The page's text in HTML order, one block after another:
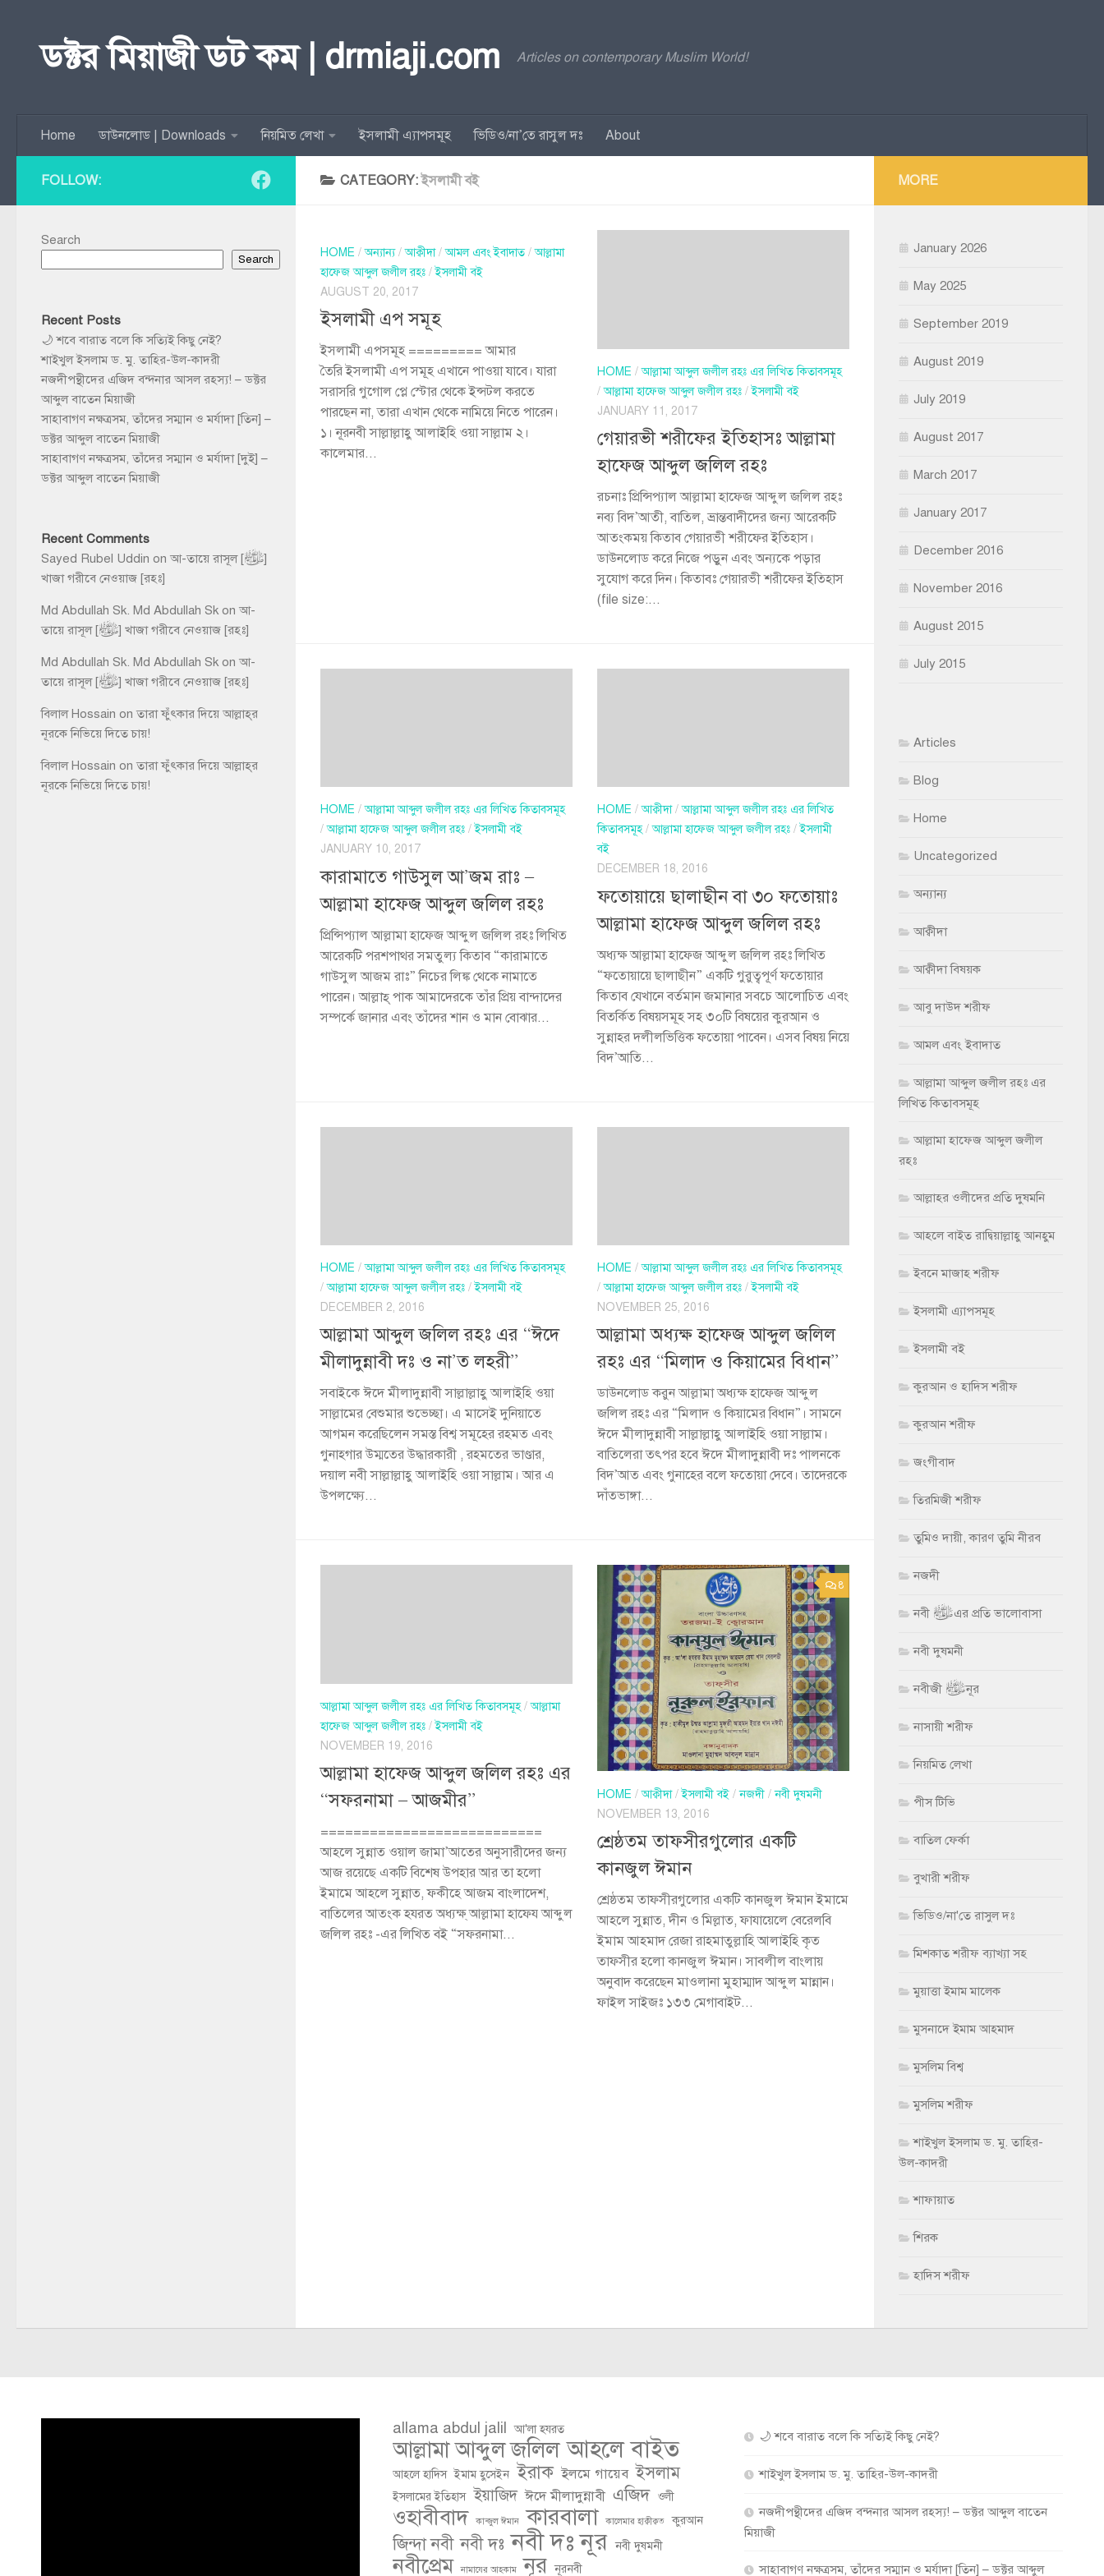
ডক্টর মিয়াজী ডট কম | drmiaji.com Articles on contemporary Muslim World!
Home ডাউনলোড | Downloads নিয়মিত লেখা ইসলামী এ্যাপসমূহ ভিডিও/না’তে রাসুল দঃ About
CATEGORY:ইসলামী বই
HOME /অন্যান্য/আক্বীদা/আমল এবং ইবাদাত /আল্লামা
হাফেজ আব্দুল জলীল রহঃ /ইসলামী বই
AUGUST 20, 2017
ইসলামী এপ সমূহ
ইসলামী এপসমূহ ========= আমার
তৈরি ইসলামী এপ সমূহ এখানে পাওয়া যাবে। যারা
সরাসরি গুগোল প্লে স্টোর থেকে ইন্সটল করতে
পারছেন না, তারা এখান থেকে নামিয়ে নিতে পারেন।
১। নূরনবী সাল্লাল্লাহু আলাইহি ওয়া সাল্লাম ২।
কালেমার...
HOME /আল্লামা আব্দুল জলীল রহঃ এর লিখিত কিতাবসমূহ
/আল্লামা হাফেজ আব্দুল জলীল রহঃ /ইসলামী বই
JANUARY 11, 2017
গেয়ারভী শরীফের ইতিহাসঃ আল্লামা
হাফেজ আব্দুল জলিল রহঃ
রচনাঃ প্রিন্সিপ্যাল আল্লামা হাফেজ আব্দুল জলিল রহঃ
নব্য বিদ’আতী, বাতিল, ভ্রান্তবাদীদের জন্য আরেকটি
আতংকময় কিতাব গেয়ারভী শরীফের ইতিহাস।
ডাউনলোড করে নিজে পড়ুন এবং অন্যকে পড়ার
সুযোগ করে দিন। কিতাবঃ গেয়ারভী শরীফের ইতিহাস
(file size:...
HOME /আল্লামা আব্দুল জলীল রহঃ এর লিখিত কিতাবসমূহ
/আল্লামা হাফেজ আব্দুল জলীল রহঃ /ইসলামী বই
JANUARY 10, 2017
কারামাতে গাউসুল আ’জম রাঃ –
আল্লামা হাফেজ আব্দুল জলিল রহঃ
প্রিন্সিপ্যাল আল্লামা হাফেজ আব্দুল জলিল রহঃ লিখিত
আরেকটি পরশপাথর সমতুল্য কিতাব “কারামাতে
গাউসুল আজম রাঃ” নিচের লিঙ্ক থেকে নামাতে
পারেন। আল্লাহ্‌ পাক আমাদেরকে তাঁর প্রিয় বান্দাদের
সম্পর্কে জানার এবং তাঁদের শান ও মান বোঝার...
HOME /আক্বীদা/আল্লামা আব্দুল জলীল রহঃ এর লিখিত
কিতাবসমূহ/আল্লামা হাফেজ আব্দুল জলীল রহঃ /ইসলামী
বই
DECEMBER 18, 2016
ফতোয়ায়ে ছালাছীন বা ৩০ ফতোয়াঃ
আল্লামা হাফেজ আব্দুল জলিল রহঃ
অধ্যক্ষ আল্লামা হাফেজ আব্দুল জলিল রহঃ লিখিত
“ফতোয়ায়ে ছালাছীন” একটি গুরুত্বপূর্ণ ফতোয়ার
কিতাব যেখানে বর্তমান জমানার সবচে আলোচিত এবং
বিতর্কিত বিষয়সমূহ সহ ৩০টি বিষয়ের কুরআন ও
সুন্নাহর দলীলভিত্তিক ফতোয়া পাবেন। এসব বিষয় নিয়ে
বিদ’আতি...
HOME /আল্লামা আব্দুল জলীল রহঃ এর লিখিত কিতাবসমূহ
/আল্লামা হাফেজ আব্দুল জলীল রহঃ /ইসলামী বই
DECEMBER 2, 2016
আল্লামা আব্দুল জলিল রহঃ এর “ঈদে
মীলাদুন্নাবী দঃ ও না’ত লহরী”
সবাইকে ঈদে মীলাদুন্নাবী সাল্লাল্লাহু আলাইহি ওয়া
সাল্লামের বেশুমার শুভেচ্ছা। এ মাসেই দুনিয়াতে
আগমন করেছিলেন সমস্ত বিশ্ব সমূহের রহমত এবং
গুনাহগার উম্মতের উদ্ধারকারী , রহমতের ভাণ্ডার,
দয়াল নবী সাল্লাল্লাহু আলাইহি ওয়া সাল্লাম। আর এ
উপলক্ষ্যে...
HOME /আল্লামা আব্দুল জলীল রহঃ এর লিখিত কিতাবসমূহ
/আল্লামা হাফেজ আব্দুল জলীল রহঃ /ইসলামী বই
NOVEMBER 25, 2016
আল্লামা অধ্যক্ষ হাফেজ আব্দুল জলিল
রহঃ এর “মিলাদ ও কিয়ামের বিধান”
ডাউনলোড করুন আল্লামা অধ্যক্ষ হাফেজ আব্দুল
জলিল রহঃ এর “মিলাদ ও কিয়ামের বিধান”। সামনে
ঈদে মীলাদুন্নাবী সাল্লাল্লাহু আলাইহি ওয়া সাল্লাম।
বাতিলেরা তৎপর হবে ঈদে মীলাদুন্নাবী দঃ পালনকে
বিদ’আত এবং গুনাহের বলে ফতোয়া দেবে। তাদেরকে
দাঁতভাঙ্গা...
আল্লামা আব্দুল জলীল রহঃ এর লিখিত কিতাবসমূহ/আল্লামা
হাফেজ আব্দুল জলীল রহঃ /ইসলামী বই
NOVEMBER 19, 2016
আল্লামা হাফেজ আব্দুল জলিল রহঃ এর
“সফরনামা – আজমীর”
===========================
আহলে সুন্নাত ওয়াল জামা’আতের অনুসারীদের জন্য
আজ রয়েছে একটি বিশেষ উপহার আর তা হলো
ইমামে আহলে সুন্নাত, ফকীহে আজম বাংলাদেশ,
বাতিলের আতংক হযরত অধ্যক্ষ্ আল্লামা হাফেয আব্দুল
জলিল রহঃ -এর লিখিত বই “সফরনামা...
8
HOME /আক্বীদা/ইসলামী বই /নজদী /নবী দুষমনী
NOVEMBER 13, 2016
শ্রেষ্ঠতম তাফসীরগুলোর একটি
কানজুল ঈমান
শ্রেষ্ঠতম তাফসীরগুলোর একটি কানজুল ঈমান ইমামে
আহলে সুন্নাত, দীন ও মিল্লাত, ফাযায়েলে বেরেলবি
ইমাম আহমাদ রেজা রাহমাতুল্লাহি আলাইহি কৃত
তাফসীর হলো কানজুল ঈমান। সাবলীল বাংলায়
অনুবাদ করেছেন মাওলানা মুহাম্মাদ আব্দুল মান্নান।
ফাইল সাইজঃ ১৩৩ মেগাবাইট...
FOLLOW:
Search
Search
Recent Posts
🌙 শবে বারাত বলে কি সত্যিই কিছু নেই?
শাইখুল ইসলাম ড. মু. তাহির-উল-কাদরী
নজদীপন্থীদের এজিদ বন্দনার আসল রহস্য! – ডক্টর
আব্দুল বাতেন মিয়াজী
সাহাবাগণ নক্ষত্রসম, তাঁদের সম্মান ও মর্যাদা [তিন] –
ডক্টর আব্দুল বাতেন মিয়াজী
সাহাবাগণ নক্ষত্রসম, তাঁদের সম্মান ও মর্যাদা [দুই] –
ডক্টর আব্দুল বাতেন মিয়াজী
Recent Comments
Sayed Rubel Uddin on আ-তায়ে রাসূল [ﷺ]
খাজা গরীবে নেওয়াজ [রহঃ]
Md Abdullah Sk. Md Abdullah Sk on আ-
তায়ে রাসূল [ﷺ] খাজা গরীবে নেওয়াজ [রহঃ]
Md Abdullah Sk. Md Abdullah Sk on আ-
তায়ে রাসূল [ﷺ] খাজা গরীবে নেওয়াজ [রহঃ]
বিলাল Hossain onতারা ফুঁৎকার দিয়ে আল্লাহ্‌র
নূরকে নিভিয়ে দিতে চায়!
বিলাল Hossain onতারা ফুঁৎকার দিয়ে আল্লাহ্‌র
নূরকে নিভিয়ে দিতে চায়!
MORE
January 2026
May 2025
September 2019
August 2019
July 2019
August 2017
March 2017
January 2017
December 2016
November 2016
August 2015
July 2015
Articles
Blog
Home
Uncategorized
অন্যান্য
আক্বীদা
আক্বীদা বিষয়ক
আবু দাউদ শরীফ
আমল এবং ইবাদাত
আল্লামা আব্দুল জলীল রহঃ এর
লিখিত কিতাবসমূহ
আল্লামা হাফেজ আব্দুল জলীল
রহঃ
আল্লাহর ওলীদের প্রতি দুষমনি
আহলে বাইত রাদ্বিয়াল্লাহু আনহুম
ইবনে মাজাহ শরীফ
ইসলামী এ্যাপসমূহ
ইসলামী বই
কুরআন ও হাদিস শরীফ
কুরআন শরীফ
জংগীবাদ
তিরমিজী শরীফ
তুমিও দায়ী, কারণ তুমি নীরব
নজদী
নবী ﷺ এর প্রতি ভালোবাসা
নবী দুষমনী
নবীজী ﷺ নূর
নাসায়ী শরীফ
নিয়মিত লেখা
পীস টিভি
বাতিল ফের্কা
বুখারী শরীফ
ভিডিও/না'তে রাসুল দঃ
মিশকাত শরীফ ব্যাখ্যা সহ
মুয়াত্তা ইমাম মালেক
মুসনাদে ইমাম আহমাদ
মুসলিম বিশ্ব
মুসলিম শরীফ
শাইখুল ইসলাম ড. মু. তাহির-
উল-কাদরী
শাফায়াত
শিরক
হাদিস শরীফ
allama abdul jalil আ'লা হযরত
আল্লামা আব্দুল জলিল আহলে বাইত
আহলে হাদিস ইমাম হুসেইন ইরাক ইলমে গায়েব ইসলাম
ইসলামের ইতিহাস ইয়াজিদ ঈদে মীলাদুন্নাবী এজিদ ওলী
ওহাবীবাদ কান্জুল ঈমান কারবালা কালেমার হাক্বীক্বত কুরআন
জিন্দা নবী নবী দঃ নবী দঃ নূর নবী দুষমনী
নবীপ্রেম নামাযের আহকাম নূর নূরনবী
🌙 শবে বারাত বলে কি সত্যিই কিছু নেই?
শাইখুল ইসলাম ড. মু. তাহির-উল-কাদরী
নজদীপন্থীদের এজিদ বন্দনার আসল রহস্য! – ডক্টর আব্দুল বাতেন
মিয়াজী
সাহাবাগণ নক্ষত্রসম, তাঁদের সম্মান ও মর্যাদা [তিন] – ডক্টর আব্দুল